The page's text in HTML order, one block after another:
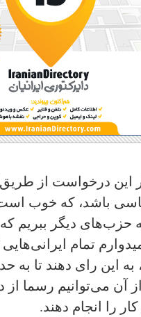
این درخواست از
باشد، که خوب است
حزب‌های دیگر ببریم
تمام ایرانی‌هایی
به این رای دهند تا به
آن می‌توانیم رسما از
را انجام دهند.